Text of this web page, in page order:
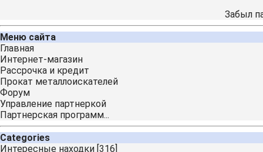
Забыл
Меню сайта
Главная
Интернет-магазин
Рассрочка и кредит
Прокат металлоискателей
Форум
Управление партнеркой
Партнерская программ...
Categories
Интересные находки [316]